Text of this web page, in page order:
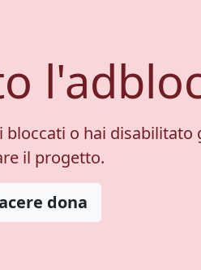
o hai
il progetto.
dona